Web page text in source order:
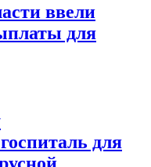
ввели
для
для